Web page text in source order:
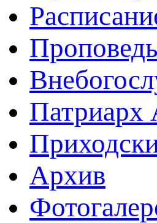
Проповедь
Патриарх
Архив